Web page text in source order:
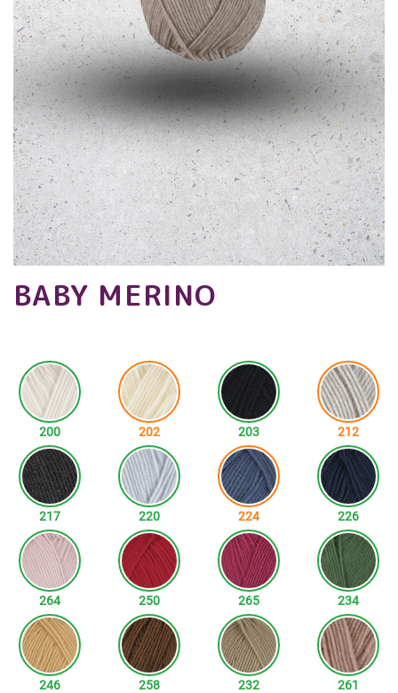
BABY MERINO
200 202 203 212
217 220 224 226
264 250 265 234
246 258 232 261